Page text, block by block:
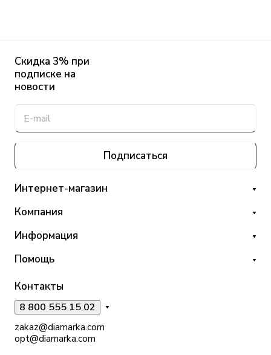
Скидка 3% при
подписке на
новости
Подписаться
Интернет-магазин
Компания
Информация
Помощь
Контакты
8 800 555 15 02
zakaz@diamarka.com
opt@diamarka.com